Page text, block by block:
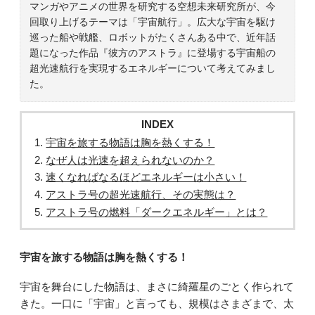
マンガやアニメの世界を研究する空想未来研究所が、今
回取り上げるテーマは「宇宙航行」。広大な宇宙を駆け
巡った船や戦艦、ロボットがたくさんある中で、近年話
題になった作品『彼方のアストラ』に登場する宇宙船の
超光速航行を実現するエネルギーについて考えてみまし
た。
INDEX
宇宙を旅する物語は胸を熱くする！
なぜ人は光速を超えられないのか？
速くなればなるほどエネルギーは小さい！
アストラ号の超光速航行、その実態は？
アストラ号の燃料「ダークエネルギー」とは？
宇宙を旅する物語は胸を熱くする！
宇宙を舞台にした物語は、まさに綺羅星のごとく作られて
きた。一口に「宇宙」と言っても、規模はさまざまで、太